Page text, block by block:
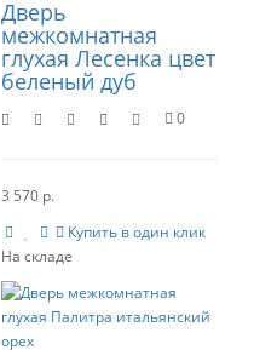
Дверь
межкомнатная
глухая Лесенка цвет
беленый дуб
0
3 570 р.
Купить в один клик